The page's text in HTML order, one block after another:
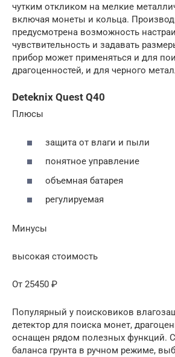
чутким откликом на мелкие
включая монеты и кольца.
предусмотрена возможность
чувствительность и задавать
прибор может применяться и для
драгоценностей, и для черного
Deteknix Quest Q40
Плюсы
защита от влаги и пыли
понятное управление
объемная батарея
регулируемая
Минусы
высокая стоимость
От 25450 ₽
Популярный у поисковиков
детектор для поиска монет,
оснащен рядом полезных функций.
баланса грунта в ручном режиме,